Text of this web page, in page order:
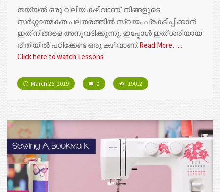
തയ്യൽ ഒരു വലിയ കഴിവാണ്. നിങ്ങളുടെ
സർഗ്ഗാത്മകത പലതരത്തിൽ സ്വയം പ്രകടിപ്പിക്കാൻ
ഇത് നിങ്ങളെ അനുവദിക്കുന്നു. ഇപ്പോൾ ഇത് ശരിയായ
രീതിയിൽ പഠിക്കേണ്ട ഒരു കഴിവാണ്.Read More…..
Click here to watch Lessons
March 26, 2019 0 19012